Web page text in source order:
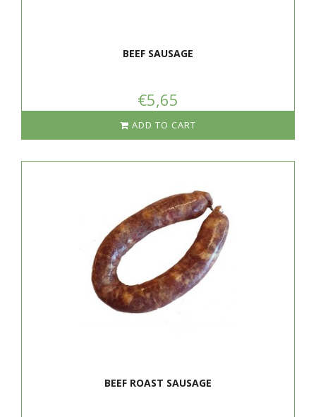
BEEF SAUSAGE
€5,65
ADD TO CART
BEEF ROAST SAUSAGE